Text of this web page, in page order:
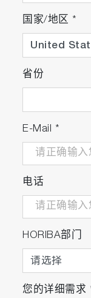
国家/地区 *
省份
E-Mail *
电话
HORIBA部门
您的详细需求